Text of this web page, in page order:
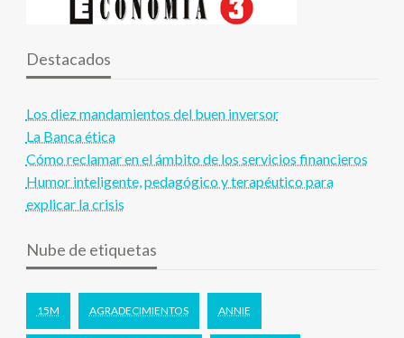
Destacados
Los diez mandamientos del buen inversor
La Banca ética
Cómo reclamar en el ámbito de los servicios financieros
Humor inteligente, pedagógico y terapéutico para
explicar la crisis
Nube de etiquetas
15M AGRADECIMIENTOS ANNIE